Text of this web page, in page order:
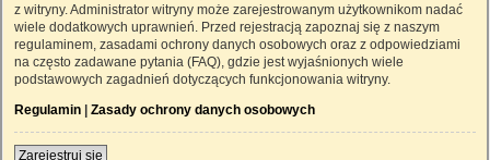
z witryny. Administrator witryny może zarejestrowanym użytkownikom nadać
wiele dodatkowych uprawnień. Przed rejestracją zapoznaj się z naszym
regulaminem, zasadami ochrony danych osobowych oraz z odpowiedziami
na często zadawane pytania (FAQ), gdzie jest wyjaśnionych wiele
podstawowych zagadnień dotyczących funkcjonowania witryny.
Regulamin | Zasady ochrony danych osobowych
Zarejestruj się